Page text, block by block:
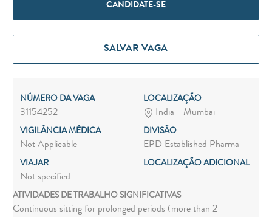
CANDIDATE-SE
SALVAR VAGA
NÚMERO DA VAGA
31154252
LOCALIZAÇÃO
India - Mumbai
VIGILÂNCIA MÉDICA
Not Applicable
DIVISÃO
EPD Established Pharma
VIAJAR
Not specified
LOCALIZAÇÃO ADICIONAL
ATIVIDADES DE TRABALHO SIGNIFICATIVAS
Continuous sitting for prolonged periods (more than 2